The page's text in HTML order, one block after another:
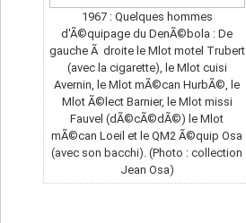
1967 : Quelques hommes
d'Ã©quipage du DenÃ©bola : De
gauche Ã droite le Mlot motel Trubert
(avec la cigarette), le Mlot cuisi
Avernin, le Mlot mÃ©can HurbÃ©, le
Mlot Ã©lect Barnier, le Mlot missi
Fauvel (dÃ©cÃ©dÃ©) le Mlot
mÃ©can Loeil et le QM2 Ã©quip Osa
(avec son bacchi). (Photo : collection
Jean Osa)